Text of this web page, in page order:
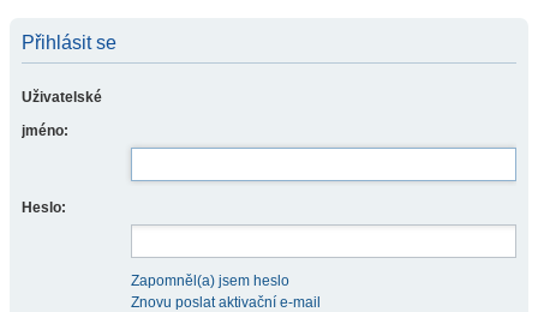
Přihlásit se
Uživatelské
jméno:
Heslo:
Zapomněl(a) jsem heslo
Znovu poslat aktivační e-mail